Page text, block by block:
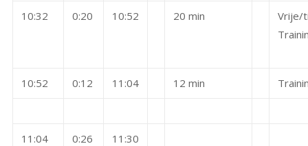
10:32 0:20 10:52 20 min
Vrije/
10:52 0:12 11:04 12 min
11:04 0:26 11:30